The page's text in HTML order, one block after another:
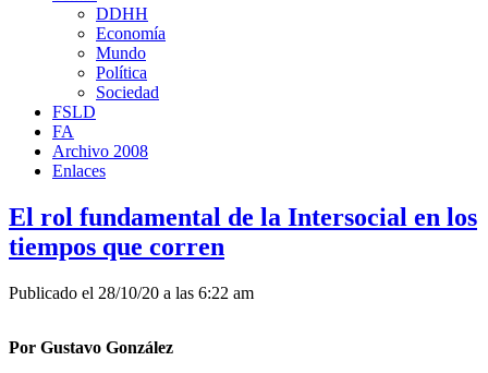
DDHH
Economía
Mundo
Política
Sociedad
FSLD
FA
Archivo 2008
Enlaces
El rol fundamental de la Intersocial en los
tiempos que corren
Publicado el 28/10/20 a las 6:22 am
Por Gustavo González